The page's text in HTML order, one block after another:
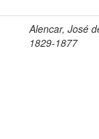
Alencar, José
1829-1877